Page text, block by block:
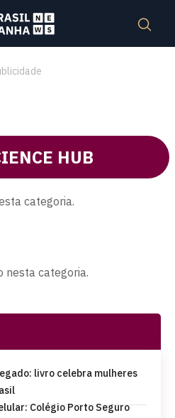
HUB
categoria.
nesta categoria.
livro celebra mulheres
Colégio Porto Seguro